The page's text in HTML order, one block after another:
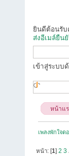
ยินดีต้อนรั
ส่งอีเมล์ยืน
เข้าสู่ระบบ
หน้าแ
เพลงพักใจด
หน้า: [1]2 3